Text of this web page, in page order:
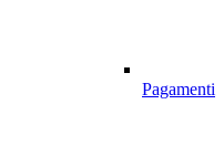
Pagamenti